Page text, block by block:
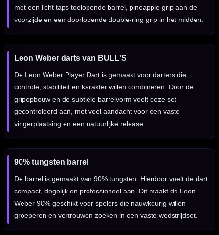
met een licht taps toelopende barrel, pineapple grip aan de
voorzijde en een doorlopende double-ring grip in het midden.
Leon Weber darts van BULL'S
De Leon Weber Player Dart is gemaakt voor darters die
controle, stabiliteit en karakter willen combineren. Door de
gripopbouw en de subtiele barrelvorm voelt deze set
gecontroleerd aan, met veel aandacht voor een vaste
vingerplaatsing en een natuurlijke release.
90% tungsten barrel
De barrel is gemaakt van 90% tungsten. Hierdoor voelt de dart
compact, degelijk en professioneel aan. Dit maakt de Leon
Weber 90% geschikt voor spelers die nauwkeurig willen
groeperen en vertrouwen zoeken in een vaste wedstrijdset.